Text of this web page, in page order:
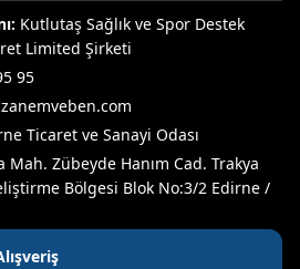
Kutlutaş Sağlık ve Spor Destek
Limited Şirketi
95
Ticaret ve Sanayi Odası
Mah. Zübeyde Hanım Cad. Trakya
Bölgesi Blok No:3/2 Edirne /